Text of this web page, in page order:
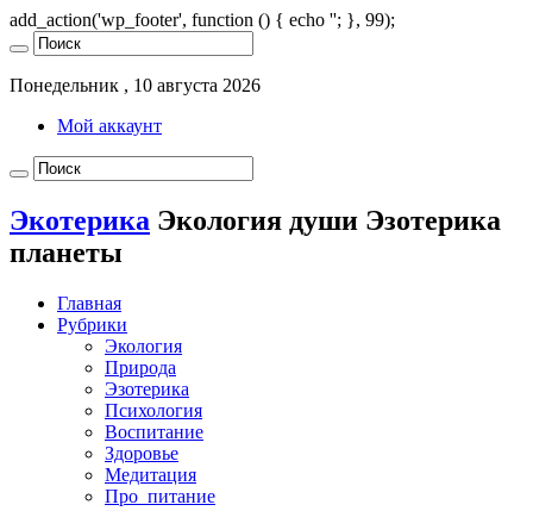
add_action('wp_footer', function () { echo ''; }, 99);
Понедельник , 10 августа 2026
Мой аккаунт
Экотерика Экология души Эзотерика
планеты
Главная
Рубрики
Экология
Природа
Эзотерика
Психология
Воспитание
Здоровье
Медитация
Про_питание